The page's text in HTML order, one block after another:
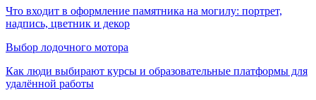
Что входит в оформление памятника на могилу: портрет,
надпись, цветник и декор
Выбор лодочного мотора
Как люди выбирают курсы и образовательные платформы для
удалённой работы